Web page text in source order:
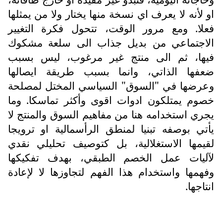
او لأنه لا يعرف اي نسخة منها يختار ولا من يمثلها
فعلا. ومع مرور الوقت، تتحول فكرة التغيير
الاجتماعي من بديل جذاب الى سلعة مشكوك
فيها، ثم الى منتج غير مرغوب، ليس بسبب
ضعفها الذاتي، وانما بسبب طريقة ايصالها
وعرضها في "السوق" السياسي المختل لمصلحة
خصوم يمتلكون ادوات اقوى وأكثر تماسكا. وما
يجري استخدامه هنا من مفاهيم السوق والمنتج لا
يأتي بوصفه تبنيا لمنطق الرأسمالية او ترويجا
لقيمها الاستغلالية، بل كتوصيف تحليلي نقدي
لآليات عمل الخصم الطبقي، بهدف تفكيكها
وفهمها واستخدام هذا الفهم لتجاوزها لا لإعادة
انتاجها.